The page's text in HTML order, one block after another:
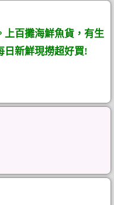
上百攤海鮮魚貨，有生
日新鮮現撈超好買!